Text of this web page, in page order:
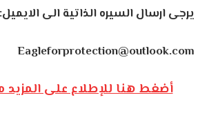
السيره الذاتيةالىالايميل:
للإطلاع على المزيد من الوظائف